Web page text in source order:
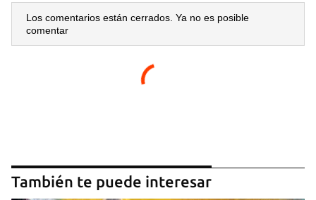
Los comentarios están cerrados. Ya no es posible
comentar
También te puede interesar